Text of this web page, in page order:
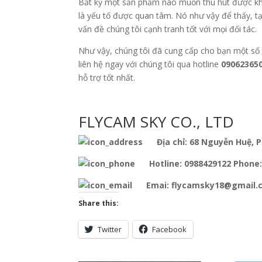
là yếu tố được quan tâm. Nó như vậy để thấy,
vấn đề chúng tôi cạnh tranh tốt với mọi đối tác.
Như vậy, chúng tôi đã cung cấp cho bạn một
liên hệ ngay với chúng tôi qua hotline
hỗ trợ tốt nhất.
FLYCAM SKY CO., LTD
Địa chỉ: 68 Nguyễn Huệ,
Hotline: 0988429122 Phone:
Emai:
Share this:
Twitter Facebook